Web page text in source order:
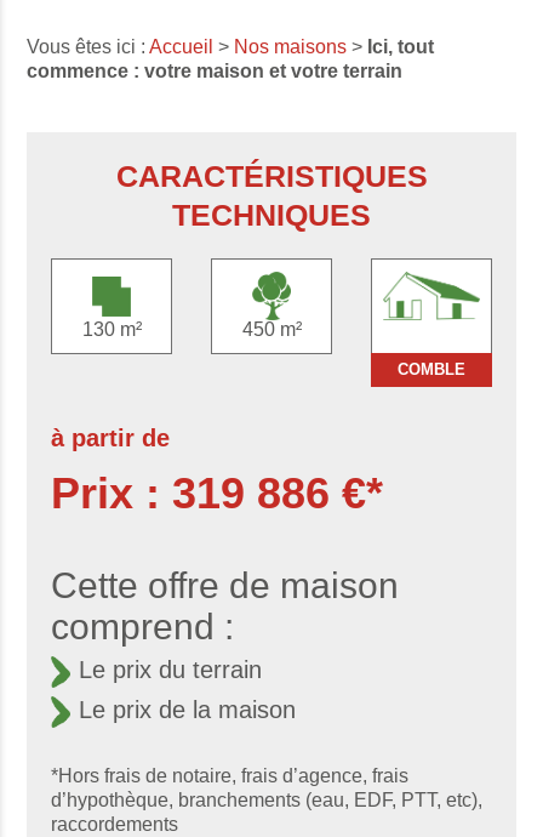
Vous êtes ici :Accueil > Nos maisons > Ici, tout
commence : votre maison et votre terrain
CARACTÉRISTIQUES
TECHNIQUES
130 m² 450 m²
COMBLE
à partir de
Prix : 319 886 €*
Cette offre de maison
comprend :
Le prix du terrain
Le prix de la maison
*Hors frais de notaire, frais d’agence, frais
d’hypothèque, branchements (eau, EDF, PTT, etc),
raccordements